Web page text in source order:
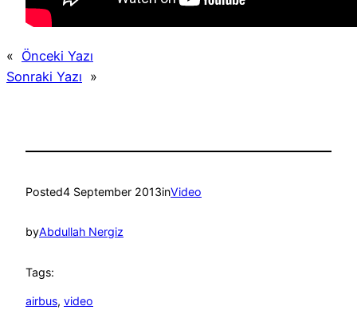
« Önceki Yazı
Sonraki Yazı »
Posted4 September 2013inVideo
byAbdullah Nergiz
Tags:
airbus, video